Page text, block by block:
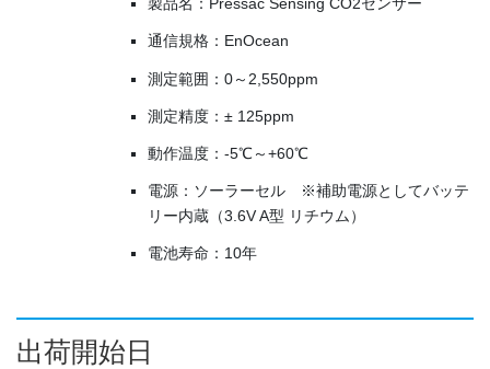
通信規格：EnOcean
測定範囲：0～2,550ppm
測定精度：± 125ppm
動作温度：-5℃～+60℃
電源：ソーラーセル ※補助電源としてバッテ
リー内蔵（3.6V A型 リチウム）
電池寿命：10年
出荷開始日